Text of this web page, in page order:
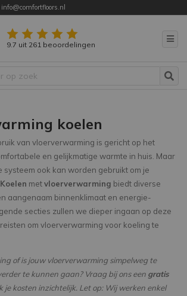
info@comfortfloors.nl
9.7 uit 261 beoordelingen
koelen
van vloerverwarming is gericht op het
en gelijkmatige warmte in huis. Maar
systeem ook kan worden gebruikt om je
Koelen metvloerverwarming biedt diverse
aangenaam binnenklimaat en energie-
secties zullen we dieper ingaan op deze
om vloerverwarming voor koeling te
of is jouw vloerverwarming simpelweg te
te kunnen gaan? Vraag bij ons een gratis
je kosten inzichtelijk. Let op: Wij werken enkel